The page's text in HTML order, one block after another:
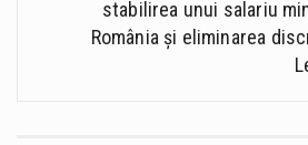
stabilirea unui salariu
România și eliminarea